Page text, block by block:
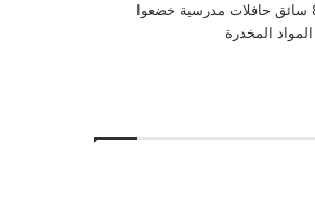
“القباج” : 8454 سائق حافلات مدرسية خضعوا
المخدرة